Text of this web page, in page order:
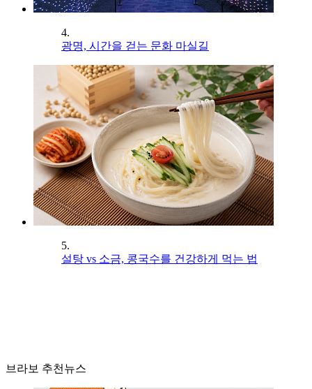
4.
광명, 시간을 걷는 문화 마실길
5.
설탕 vs 소금, 콩국수를 건강하게 먹는 법
브라보 추천뉴스